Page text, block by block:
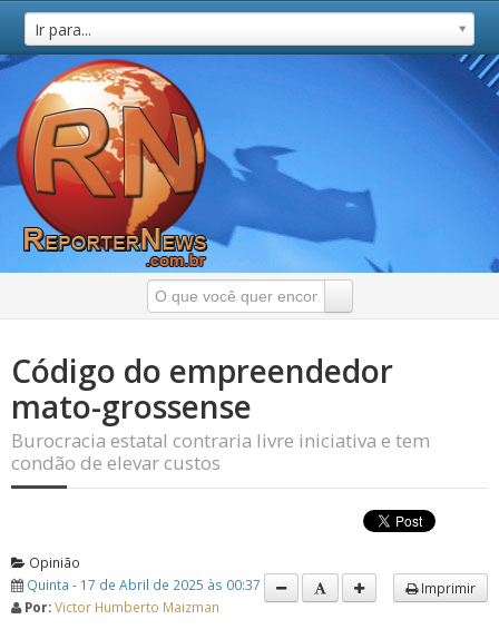
Ir para...
Código do empreendedor
mato-grossense
Burocracia estatal contraria livre iniciativa e tem
condão de elevar custos
Opinião
Quinta - 17 de Abril de 2025 às 00:37
Por:Victor Humberto Maizman
Imprimir